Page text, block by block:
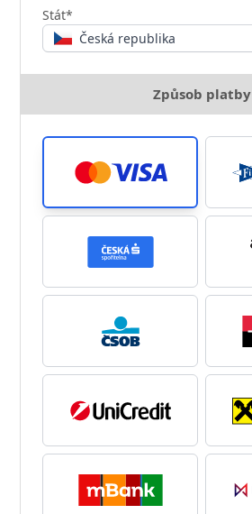
Stát*
Česká republika
Způsob platby